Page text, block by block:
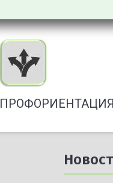
ПРОФОРИЕНТАЦИЯ